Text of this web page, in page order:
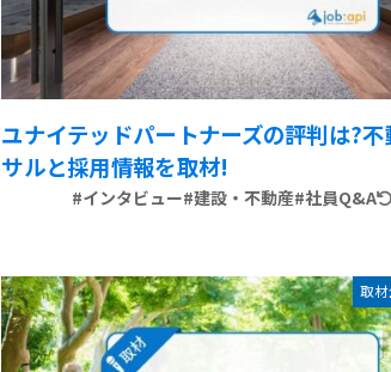
ユナイテッドパートナーズの評判は?
サルと採用情報を取材!
#インタビュー#建設・不動産#社員Q&A
取